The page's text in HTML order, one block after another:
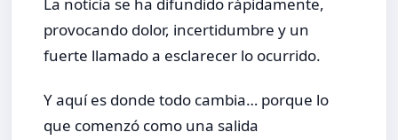
provocando dolor, incertidumbre y un
fuerte llamado a esclarecer lo ocurrido.
Y aquí es donde todo cambia… porque lo
que comenzó como una salida